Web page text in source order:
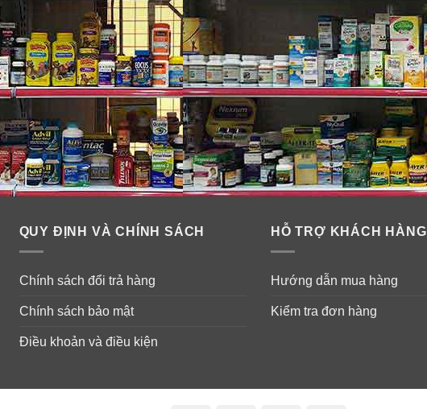
QUY ĐỊNH VÀ CHÍNH SÁCH
Chính sách đổi trả hàng
Chính sách bảo mật
Điều khoản và điều kiện
HỖ TRỢ KHÁCH HÀNG
Hướng dẫn mua hàng
Kiểm tra đơn hàng